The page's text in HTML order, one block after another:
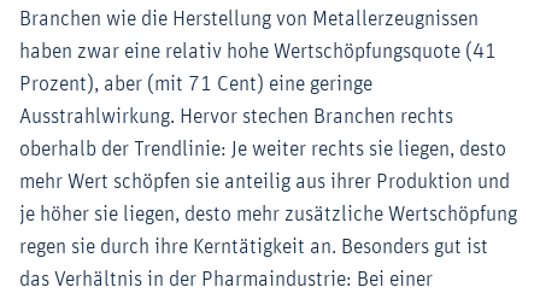
Branchen wie die Herstellung von Metallerzeugnissen
haben zwar eine relativ hohe Wertschöpfungsquote (41
Prozent), aber (mit 71 Cent) eine geringe
Ausstrahlwirkung. Hervor stechen Branchen rechts
oberhalb der Trendlinie: Je weiter rechts sie liegen, desto
mehr Wert schöpfen sie anteilig aus ihrer Produktion und
je höher sie liegen, desto mehr zusätzliche Wertschöpfung
regen sie durch ihre Kerntätigkeit an. Besonders gut ist
das Verhältnis in der Pharmaindustrie: Bei einer